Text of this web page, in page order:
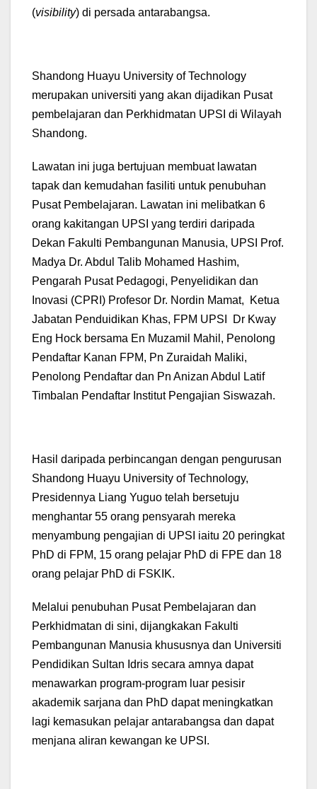
(visibility) di persada antarabangsa.
Shandong Huayu University of Technology
merupakan universiti yang akan dijadikan Pusat
pembelajaran dan Perkhidmatan UPSI di Wilayah
Shandong.
Lawatan ini juga bertujuan membuat lawatan
tapak dan kemudahan fasiliti untuk penubuhan
Pusat Pembelajaran. Lawatan ini melibatkan 6
orang kakitangan UPSI yang terdiri daripada
Dekan Fakulti Pembangunan Manusia, UPSI Prof.
Madya Dr. Abdul Talib Mohamed Hashim,
Pengarah Pusat Pedagogi, Penyelidikan dan
Inovasi (CPRI) Profesor Dr. Nordin Mamat, Ketua
Jabatan Penduidikan Khas, FPM UPSI Dr Kway
Eng Hock bersama En Muzamil Mahil, Penolong
Pendaftar Kanan FPM, Pn Zuraidah Maliki,
Penolong Pendaftar dan Pn Anizan Abdul Latif
Timbalan Pendaftar Institut Pengajian Siswazah.
Hasil daripada perbincangan dengan pengurusan
Shandong Huayu University of Technology,
Presidennya Liang Yuguo telah bersetuju
menghantar 55 orang pensyarah mereka
menyambung pengajian di UPSI iaitu 20 peringkat
PhD di FPM, 15 orang pelajar PhD di FPE dan 18
orang pelajar PhD di FSKIK.
Melalui penubuhan Pusat Pembelajaran dan
Perkhidmatan di sini, dijangkakan Fakulti
Pembangunan Manusia khususnya dan Universiti
Pendidikan Sultan Idris secara amnya dapat
menawarkan program-program luar pesisir
akademik sarjana dan PhD dapat meningkatkan
lagi kemasukan pelajar antarabangsa dan dapat
menjana aliran kewangan ke UPSI.